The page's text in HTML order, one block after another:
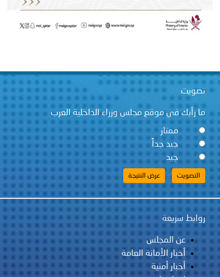
تصويت
ما رأيك في موقع مجلس وزراء الداخلية العرب
ممتاز
جيد جداً
جيد
روابط سريعة
عن المجلس
أخبار الأمانة العامة
أخبار أمنية